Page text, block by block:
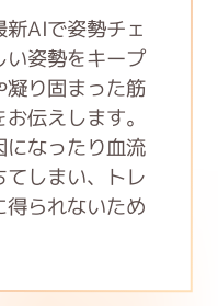
AIで姿勢チェ
い姿勢をキープ
り固まった筋
伝えします。
なったり血流
しまい、トレ
られないため